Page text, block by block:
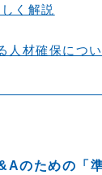
く解説
人材確保につ
のための「